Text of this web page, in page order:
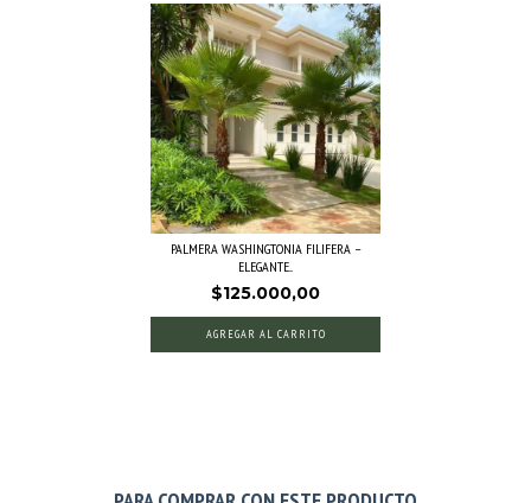
PALMERA WASHINGTONIA FILIFERA –
ELEGANTE...
$125.000,00
AGREGAR AL CARRITO